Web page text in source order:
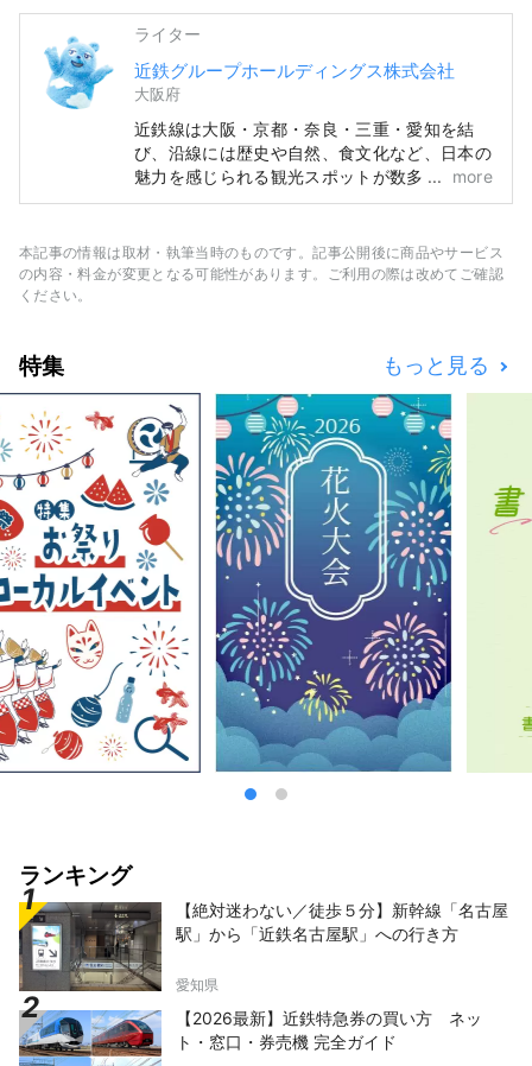
ライター
近鉄グループホールディングス株式会社
大阪府
近鉄線は大阪・京都・奈良・三重・愛知を結
び、沿線には歴史や自然、食文化など、日本の
魅力を感じられる観光スポットが数多く点在し
ています。 沿線の観光スポットをはじめ、お
便利な情報まで、近鉄沿線の旅に役立つ情報を
お届けします。 カバー写真は三重県の英虞
more
本記事の情報は取材・執筆当時のものです。記事公開後に商品やサービス
の内容・料金が変更となる可能性があります。ご利用の際は改めてご確認
ください。
特集 もっと見る
ランキング
【絶対迷わない／徒歩５分】新幹線「名古屋
駅」から「近鉄名古屋駅」への行き方
愛知県
【2026最新】近鉄特急券の買い方 ネッ
ト・窓口・券売機 完全ガイド